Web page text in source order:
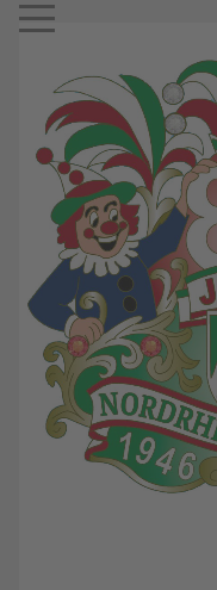
Mobile Menu Toggle